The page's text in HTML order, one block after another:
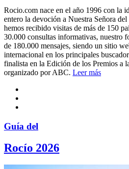
Rocio.com nace en el año 1996 con la
entero la devoción a Nuestra Señora
hemos recibido visitas de más de 150
30.000 consultas informativas, nuestro
de 180.000 mensajes, siendo un sitio
internacional en los principales
finalista en la Edición de los Premios a
organizado por ABC. Leer más
Guía del
Rocío 2026